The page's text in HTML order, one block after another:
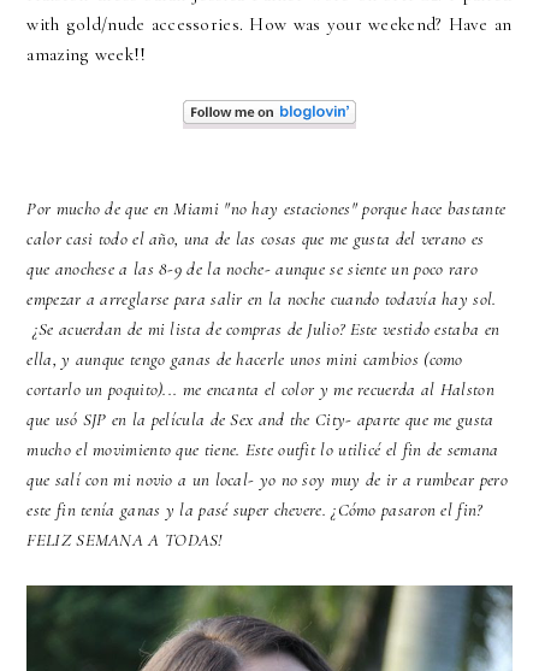
with gold/nude accessories. How was your weekend? Have an
amazing week!!
Por mucho de que en Miami "no hay estaciones" porque hace bastante
calor casi todo el año, una de las cosas que me gusta del verano es
que anochese a las 8-9 de la noche- aunque se siente un poco raro
empezar a arreglarse para salir en la noche cuando todavía hay sol.
¿Se acuerdan de mi lista de compras de Julio? Este vestido estaba en
ella, y aunque tengo ganas de hacerle unos mini cambios (como
cortarlo un poquito)... me encanta el color y me recuerda al Halston
que usó SJP en la película de Sex and the City- aparte que me gusta
mucho el movimiento que tiene. Este outfit lo utilicé el fin de semana
que salí con mi novio a un local- yo no soy muy de ir a rumbear pero
este fin tenía ganas y la pasé super chevere. ¿Cómo pasaron el fin?
FELIZ SEMANA A TODAS!